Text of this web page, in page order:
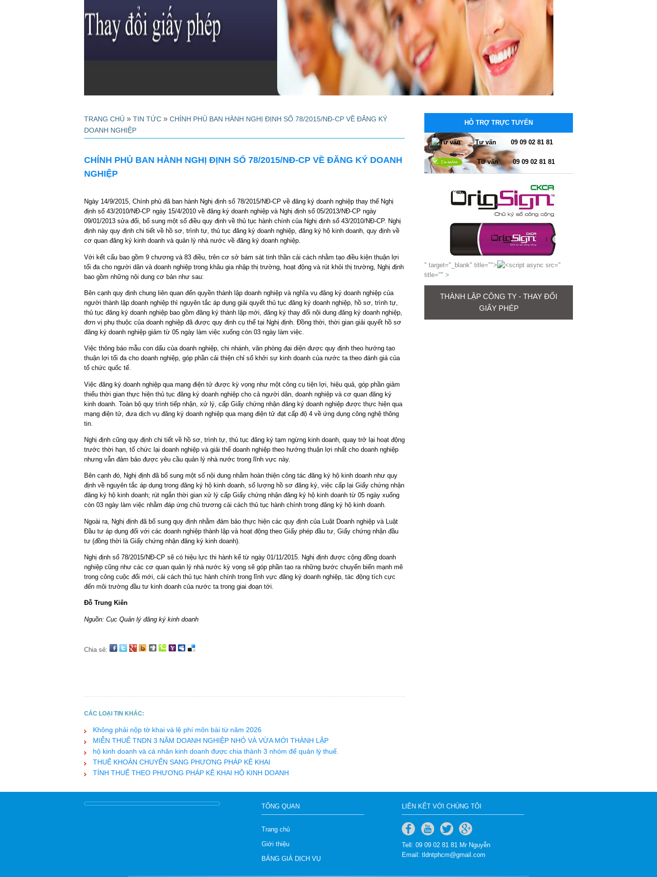
TRANG CHỦ » TIN TỨC » CHÍNH PHỦ BAN HÀNH NGHỊ ĐỊNH SỐ 78/2015/NĐ-CP VỀ ĐĂNG KÝ
DOANH NGHIỆP
CHÍNH PHỦ BAN HÀNH NGHỊ ĐỊNH SỐ 78/2015/NĐ-CP VỀ ĐĂNG KÝ DOANH
NGHIỆP
Ngày 14/9/2015, Chính phủ đã ban hành Nghị định số 78/2015/NĐ-CP về đăng ký doanh nghiệp thay thế Nghị
định số 43/2010/NĐ-CP ngày 15/4/2010 về đăng ký doanh nghiệp và Nghị định số 05/2013/NĐ-CP ngày
09/01/2013 sửa đổi, bổ sung một số điều quy định về thủ tục hành chính của Nghị định số 43/2010/NĐ-CP. Nghị
định này quy định chi tiết về hồ sơ, trình tự, thủ tục đăng ký doanh nghiệp, đăng ký hộ kinh doanh, quy định về
cơ quan đăng ký kinh doanh và quản lý nhà nước về đăng ký doanh nghiệp.
Với kết cấu bao gồm 9 chương và 83 điều, trên cơ sở bám sát tinh thần cải cách nhằm tạo điều kiện thuận lợi
tối đa cho người dân và doanh nghiệp trong khâu gia nhập thị trường, hoạt động và rút khỏi thị trường, Nghị định
bao gồm những nội dung cơ bản như sau:
Bên cạnh quy định chung liên quan đến quyền thành lập doanh nghiệp và nghĩa vụ đăng ký doanh nghiệp của
người thành lập doanh nghiệp thì nguyên tắc áp dụng giải quyết thủ tục đăng ký doanh nghiệp, hồ sơ, trình tự,
thủ tục đăng ký doanh nghiệp bao gồm đăng ký thành lập mới, đăng ký thay đổi nội dung đăng ký doanh nghiệp,
đơn vị phụ thuộc của doanh nghiệp đã được quy định cụ thể tại Nghị định. Đồng thời, thời gian giải quyết hồ sơ
đăng ký doanh nghiệp giảm từ 05 ngày làm việc xuống còn 03 ngày làm việc.
Việc thông báo mẫu con dấu của doanh nghiệp, chi nhánh, văn phòng đại diện được quy định theo hướng tạo
thuận lợi tối đa cho doanh nghiệp, góp phần cải thiện chỉ số khởi sự kinh doanh của nước ta theo đánh giá của
tổ chức quốc tế.
Việc đăng ký doanh nghiệp qua mạng điện tử được kỳ vọng như một công cụ tiện lợi, hiệu quả, góp phần giảm
thiểu thời gian thực hiện thủ tục đăng ký doanh nghiệp cho cả người dân, doanh nghiệp và cơ quan đăng ký
kinh doanh. Toàn bộ quy trình tiếp nhận, xử lý, cấp Giấy chứng nhận đăng ký doanh nghiệp được thực hiện qua
mạng điện tử, đưa dịch vụ đăng ký doanh nghiệp qua mạng điện tử đạt cấp độ 4 về ứng dụng công nghệ thông
tin.
Nghị định cũng quy định chi tiết về hồ sơ, trình tự, thủ tục đăng ký tạm ngừng kinh doanh, quay trở lại hoạt động
trước thời hạn, tổ chức lại doanh nghiệp và giải thể doanh nghiệp theo hướng thuận lợi nhất cho doanh nghiệp
nhưng vẫn đảm bảo được yêu cầu quản lý nhà nước trong lĩnh vực này.
Bên cạnh đó, Nghị định đã bổ sung một số nội dung nhằm hoàn thiện công tác đăng ký hộ kinh doanh như quy
định về nguyên tắc áp dụng trong đăng ký hộ kinh doanh, số lượng hồ sơ đăng ký, việc cấp lại Giấy chứng nhận
đăng ký hộ kinh doanh; rút ngắn thời gian xử lý cấp Giấy chứng nhận đăng ký hộ kinh doanh từ 05 ngày xuống
còn 03 ngày làm việc nhằm đáp ứng chủ trương cải cách thủ tục hành chính trong đăng ký hộ kinh doanh.
Ngoài ra, Nghị định đã bổ sung quy định nhằm đảm bảo thực hiện các quy định của Luật Doanh nghiệp và Luật
Đầu tư áp dụng đối với các doanh nghiệp thành lập và hoạt động theo Giấy phép đầu tư, Giấy chứng nhận đầu
tư (đồng thời là Giấy chứng nhận đăng ký kinh doanh).
Nghị định số 78/2015/NĐ-CP sẽ có hiệu lực thi hành kể từ ngày 01/11/2015. Nghị định được cộng đồng doanh
nghiệp cũng như các cơ quan quản lý nhà nước kỳ vọng sẽ góp phần tạo ra những bước chuyển biến mạnh mẽ
trong công cuộc đổi mới, cải cách thủ tục hành chính trong lĩnh vực đăng ký doanh nghiệp, tác động tích cực
đến môi trường đầu tư kinh doanh của nước ta trong giai đoạn tới.
Đỗ Trung Kiên
Nguồn: Cục Quản lý đăng ký kinh doanh
Chia sẻ:
CÁC LOẠI TIN KHÁC:
Không phải nộp tờ khai và lệ phí môn bài từ năm 2026
MIỄN THUẾ TNDN 3 NĂM DOANH NGHIỆP NHỎ VÀ VỪA MỚI THÀNH LẬP
hộ kinh doanh và cá nhân kinh doanh được chia thành 3 nhóm để quản lý thuế.
THUẾ KHOÁN CHUYỂN SANG PHƯƠNG PHÁP KÊ KHAI
TÍNH THUẾ THEO PHƯƠNG PHÁP KÊ KHAI HỘ KINH DOANH
HỖ TRỢ TRỰC TUYẾN
Tư vấn 09 09 02 81 81
Tư vấn 09 09 02 81 81
" target="_blank" title="">
"
title="" >
THÀNH LẬP CÔNG TY - THAY ĐỔI
GIẤY PHÉP
TỔNG QUAN
Trang chủ
Giới thiệu
BẢNG GIÁ DỊCH VỤ
LIÊN KẾT VỚI CHÚNG TÔI
Tell: 09 09 02 81 81 Mr Nguyễn
Email: tldntphcm@gmail.com